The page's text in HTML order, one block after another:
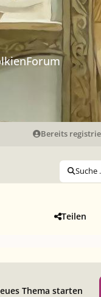
Bereits
Suche
Teilen
Thema starten